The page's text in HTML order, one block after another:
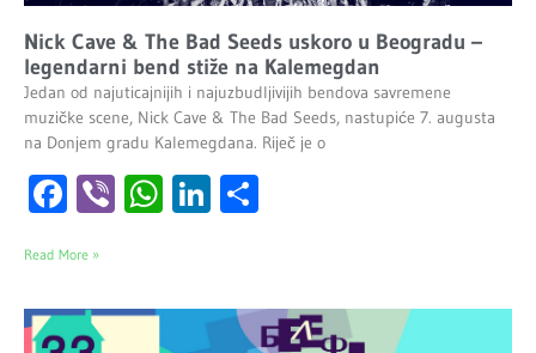
Nick Cave & The Bad Seeds uskoro u Beogradu –
legendarni bend stiže na Kalemegdan
Jedan od najuticajnijih i najuzbudljivijih bendova savremene
muzičke scene, Nick Cave & The Bad Seeds, nastupiće 7. augusta
na Donjem gradu Kalemegdana. Riječ je o
Facebook
ViberWhatsApp
LinkedIn
Read More »